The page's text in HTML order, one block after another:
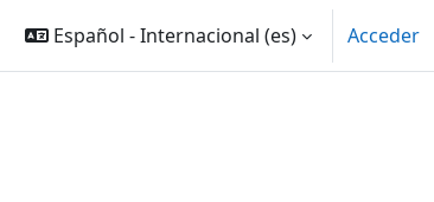
Español - Internacional ‎(es)‎ Acceder